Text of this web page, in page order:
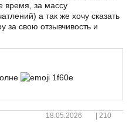
время, за массу
а так же хочу сказать
за свою отзывчивость и
18.05.2026 210